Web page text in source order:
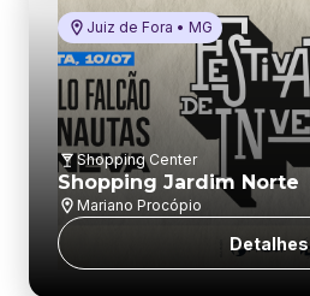
Juiz de Fora • MG
Shopping Center
Shopping Jardim Norte
Mariano Procópio
Detalhes